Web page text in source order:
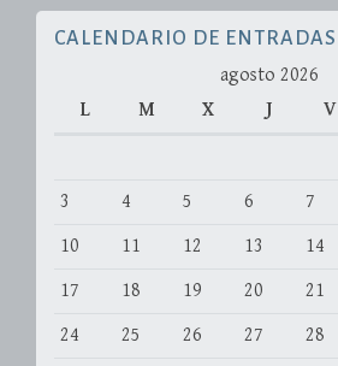
CALENDARIO DE ENTRADAS
agosto 2026
L
M X J V
3
4 5 6 7
10
11 12 13 14
17
18 19 20 21
24
25 26 27 28